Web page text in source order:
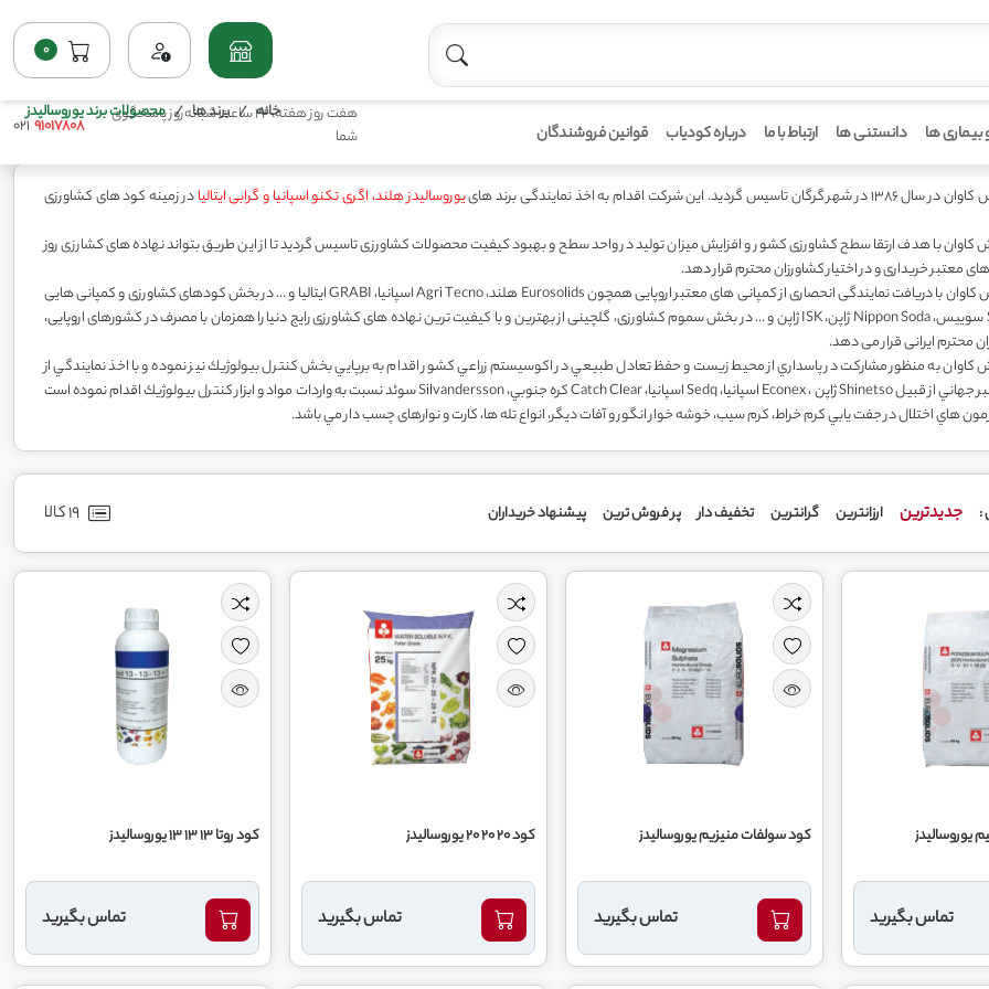
0
بیماری ها دانستنی ها ارتباط با ما درباره کودیاب قوانین فروشندگان
هفت روز هفته، 24 ساعت شبانه‌روز پاسخگوی
شما
91017808
021
خانه برند ها محصولات برند یوروسالیدز
گردید. این شرکت اقدام به اخذ نمایندگی برند های یوروسالیدز هلند، اگری تکنو اسپانیا و گرابی ایتالیادر زمینه کود های کشاورزی
کاوان با هدف ارتقا سطح کشاورزی کشور و افزایش میزان تولید در واحد سطح و بهبود کیفیت محصولات کشاورزی تاسیس گردید تا از این طریق بتواند نهاده های کشارزی روز
های معتبر خریداری و در اختيار کشاورزان محترم قرار دهد.
شرکت رها اندیش کاوان با دریافت نمایندگی انحصاری از کمپانی های معتبر اروپایی همچون Eurosolids هلند، Agri Tecno اسپانیا، GRABI ایتالیا و ... در بخش کودهای کشاورزی و کمپانی هایی
چون Syngenta سوییس، Nippon Soda ژاپن، ISK ژاپن و ... در بخش سموم کشاورزی، گلچینی از بهترین و با کیفیت ترین نهاده های کشاورزی رایج دنیا را همزمان با مصرف در کشورهای اروپایی،
محترم ایرانی قرار می دهد.
كاوان به منظور مشاركت در پاسداري از محيط زيست و حفظ تعادل طبيعي در اكوسيستم زراعي كشور اقدام به برپايي بخش كنترل بيولوژيك نيز نموده و با اخذ نمايندگي از
شركت هاي معتبر جهاني از قبيل Shinetso ژاپن ، Econex اسپانيا، Sedq اسپانيا، Catch Clear كره جنوبي، Silvandersson سوئد نسبت به واردات مواد و ابزار كنترل بيولوژيك اقدام نموده است
هاي اختلال در جفت يابي كرم خراط، كرم سيب، خوشه خوار انگور و آفات ديگر، انواع تله ها، کارت و نوارهای چسب دار مي باشد.
: جدیدترین ارزانترین گرانترین تخفیف دار پر فروش ترین پیشنهاد خریداران 19 کالا
يوروساليدز
تماس بگیرید
کود سولفات منیزیم يوروساليدز
تماس بگیرید
کود 20 20 20 یوروسالیدز
تماس بگیرید
کود روتا 13 13 13 یوروسالیدز
تماس بگیرید